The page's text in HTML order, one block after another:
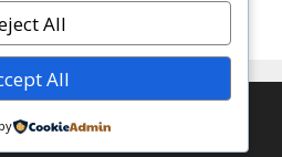
• Dibangun dengan
All
All